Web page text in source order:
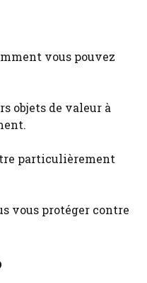
vous pouvez
objets de valeur à
particulièrement
vous protéger contre